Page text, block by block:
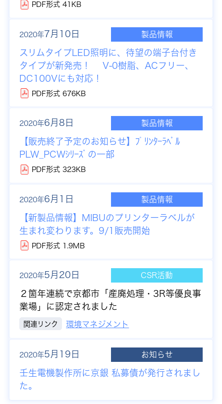
PDF形式 41KB
2020年7月10日 製品情報
スリムタイプLED照明に、待望の端子台付き
タイプが新発売！ V-0樹脂、ACフリー、
DC100Vにも対応！
PDF形式 676KB
2020年6月8日 製品情報
【販売終了予定のお知らせ】 ﾌﾟﾘﾝﾀｰﾗﾍﾞﾙ
PLW_PCWｼﾘｰｽﾞの一部
PDF形式 323KB
2020年6月1日 製品情報
【新製品情報】
MIBUのプリンターラベルが
生まれ変わります。9/1販売開始
PDF形式 1.9MB
2020年5月20日 CSR活動
２箇年連続で京都市「産廃処理・3R等優良事
業場」に認定されました
関連リンク 環境マネジメント
2020年5月19日 お知らせ
壬生電機製作所に京銀 私募債が発行されまし
た。